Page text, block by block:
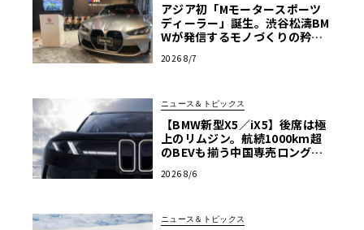
アジア初「Mモータースポーツ
ディーラー」誕生。渋谷松濤BM
Wが発信するモノづくりの矜持
2026 8/7
ニュース＆トピックス
【BMW新型X5／iX5】後席は極
上のリムジン。航続1000km超
のBEVも揃う中国専売ロング仕
2026 8/6
ニュース＆トピックス